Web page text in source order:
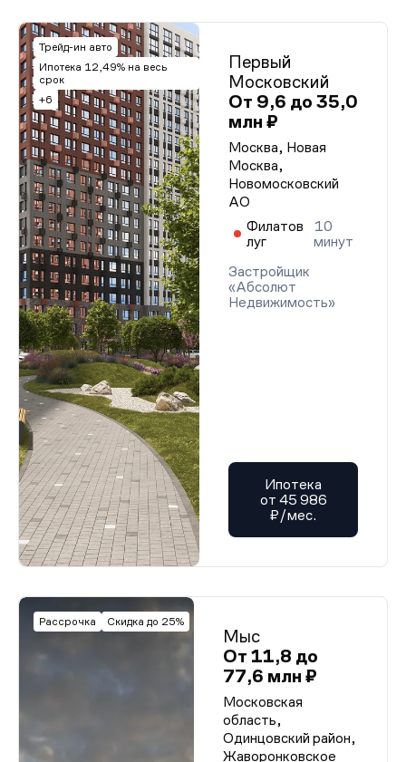
Трейд-ин авто
Ипотека 12,49% на весь
срок
+6
Первый
Московский
От 9,6 до 35,0
млн ₽
Москва, Новая
Москва,
Новомосковский
АО
Филатов
луг
10
минут
Застройщик
«Абсолют
Недвижимость»
Ипотека
от 45 986
₽/мес.
Рассрочка Скидка до 25%
Мыс
От 11,8 до
77,6 млн ₽
Московская
область,
Одинцовский район,
Жаворонковское